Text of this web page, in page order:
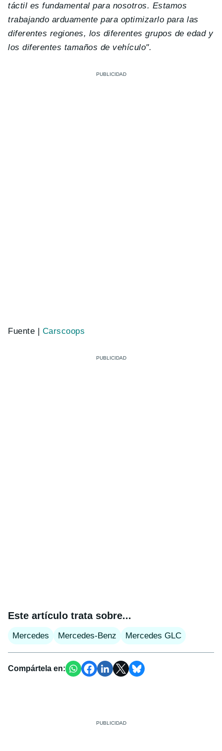
táctil es fundamental para nosotros. Estamos
trabajando arduamente para optimizarlo para las
diferentes regiones, los diferentes grupos de edad y
los diferentes tamaños de vehículo".
Fuente | Carscoops
Este artículo trata sobre...
Mercedes Mercedes-Benz Mercedes GLC
Compártela en: